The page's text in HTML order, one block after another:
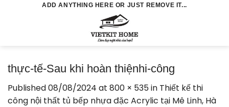
ADD ANYTHING HERE OR JUST REMOVE IT...
thực-tế-Sau khi hoàn thiệnhi-công
Published08/08/2024 at 800 × 535in Thiết kế thi
công nội thất tủ bếp nhựa đặc Acrylic tại Mê Linh, Hà